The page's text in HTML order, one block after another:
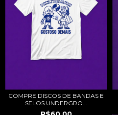
COMPRE DISCOS DE BANDAS E
SELOS UNDERGRO...